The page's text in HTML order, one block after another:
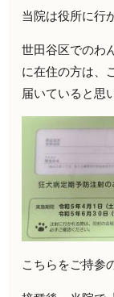
当院は役所に行
世田谷区でのわ
に在住の方は、
届いていると思
こちらをご持参